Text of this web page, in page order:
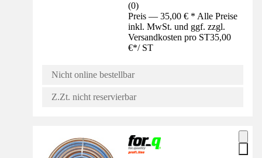
(0)
Preis — 35,00 € * Alle Preise
inkl. MwSt. und ggf. zzgl.
Versandkosten pro ST35,00
€*/ ST
Nicht online bestellbar
Z.Zt. nicht reservierbar